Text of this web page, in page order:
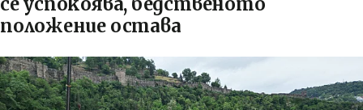
положение остава